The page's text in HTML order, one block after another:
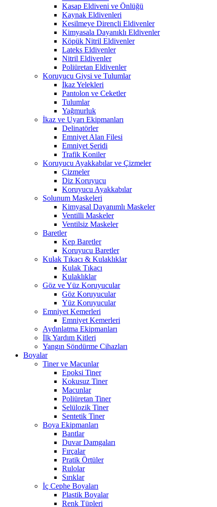
Kasap Eldiveni ve Önlüğü
Kaynak Eldivenleri
Kesilmeye Dirençli Eldivenler
Kimyasala Dayanıklı Eldivenler
Köpük Nitril Eldivenler
Lateks Eldivenler
Nitril Eldivenler
Poliüretan Eldivenler
Koruyucu Giysi ve Tulumlar
İkaz Yelekleri
Pantolon ve Ceketler
Tulumlar
Yağmurluk
İkaz ve Uyarı Ekipmanları
Delinatörler
Emniyet Alan Filesi
Emniyet Şeridi
Trafik Koniler
Koruyucu Ayakkabılar ve Çizmeler
Çizmeler
Diz Koruyucu
Koruyucu Ayakkabılar
Solunum Maskeleri
Kimyasal Dayanımlı Maskeler
Ventilli Maskeler
Ventilsiz Maskeler
Baretler
Kep Baretler
Koruyucu Baretler
Kulak Tıkacı & Kulaklıklar
Kulak Tıkacı
Kulaklıklar
Göz ve Yüz Koruyucular
Göz Koruyucular
Yüz Koruyucular
Emniyet Kemerleri
Emniyet Kemerleri
Aydınlatma Ekipmanları
İlk Yardım Kitleri
Yangın Söndürme Cihazları
Boyalar
Tiner ve Macunlar
Epoksi Tiner
Kokusuz Tiner
Macunlar
Poliüretan Tiner
Selülozik Tiner
Sentetik Tiner
Boya Ekipmanları
Bantlar
Duvar Damgaları
Fırçalar
Pratik Örtüler
Rulolar
Sırıklar
İç Cephe Boyaları
Plastik Boyalar
Renk Tüpleri